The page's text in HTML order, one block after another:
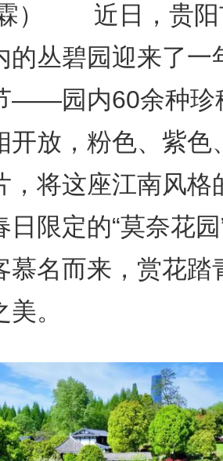
霖） 近日，贵阳
的丛碧园迎来了一
——园内60余种珍
开放，粉色、紫色
，将这座江南风格
日限定的“莫奈花
慕名而来，赏花踏
。